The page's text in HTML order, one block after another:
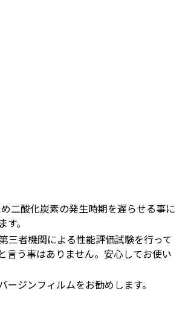
節商材
解体・改修工事
（リサイクル）
二酸化炭素の発生時期を遅らせる事に
。
三者機関による性能評価試験を行って
言う事はありません。安心してお使い
ジンフィルムをお勧めします。